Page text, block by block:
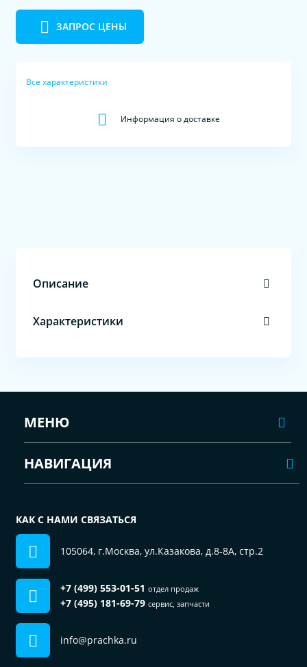
ЗАПРОС ЦЕНЫ
Все характеристики
Информация о доставке
Описание
Характеристики
МЕНЮ
НАВИГАЦИЯ
КАК С НАМИ СВЯЗАТЬСЯ
105064, г.Москва, ул.Казакова, д.8-8А, стр.2
+7 (499) 553-01-51 отдел продаж
+7 (495) 181-69-79 сервис, запчасти
info@prachka.ru